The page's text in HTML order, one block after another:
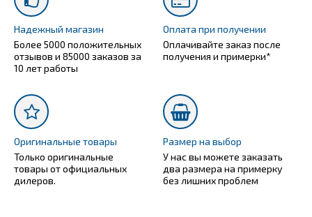
Надежный магазин
Более 5000 положительных
отзывов и 85000 заказов за
10 лет работы
Оплата при получении
Оплачивайте заказ после
получения и примерки*
Оригинальные товары
Только оригинальные
товары от официальных
дилеров.
Размер на выбор
У нас вы можете заказать
два размера на примерку
без лишних проблем